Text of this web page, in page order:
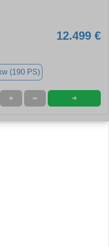
12.499 €
(190 PS)
★ ➦ ➜